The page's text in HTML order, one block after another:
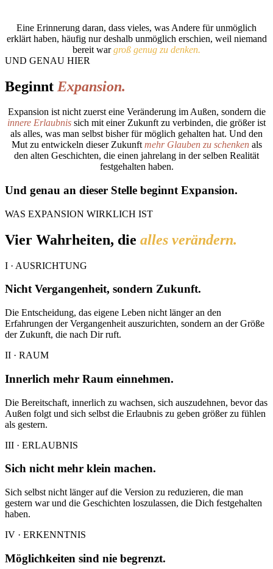
Eine Erinnerung daran, dass vieles, was Andere für unmöglich
erklärt haben, häufig nur deshalb unmöglich erschien, weil niemand
bereit wargroß genug zu denken.
UND GENAU HIER
Beginnt Expansion.
Expansion ist nicht zuerst eine Veränderung im Außen, sondern die
innere Erlaubnis sich mit einer Zukunft zu verbinden, die größer ist
als alles, was man selbst bisher für möglich gehalten hat. Und den
Mut zu entwickeln dieser Zukunftmehr Glauben zu schenkenals
den alten Geschichten, die einen jahrelang in der selben Realität
festgehalten haben.
Und genau an dieser Stelle beginnt Expansion.
WAS EXPANSION WIRKLICH IST
Vier Wahrheiten, die alles verändern.
I · AUSRICHTUNG
Nicht Vergangenheit, sondern Zukunft.
Die Entscheidung, das eigene Leben nicht länger an den
Erfahrungen der Vergangenheit auszurichten, sondern an der Größe
der Zukunft, die nach Dir ruft.
II · RAUM
Innerlich mehr Raum einnehmen.
Die Bereitschaft, innerlich zu wachsen, sich auszudehnen, bevor das
Außen folgt und sich selbst die Erlaubnis zu geben größer zu fühlen
als gestern.
III · ERLAUBNIS
Sich nicht mehr klein machen.
Sich selbst nicht länger auf die Version zu reduzieren, die man
gestern war und die Geschichten loszulassen, die Dich festgehalten
haben.
IV · ERKENNTNIS
Möglichkeiten sind nie begrenzt.